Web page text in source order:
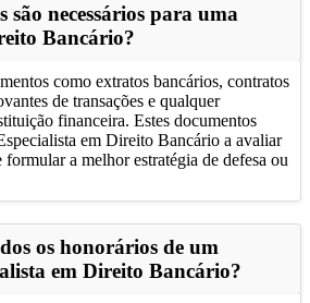
são necessários para uma
Bancário?
como extratos bancários, contratos
de transações e qualquer
financeira. Estes documentos
em Direito Bancário a avaliar
formular a melhor estratégia de defesa ou
os honorários de um
em Direito Bancário?